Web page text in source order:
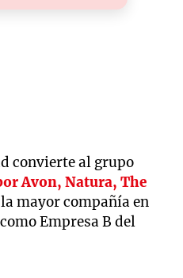
convierte al grupo
Avon, Natura, The
mayor compañía en
Empresa B del